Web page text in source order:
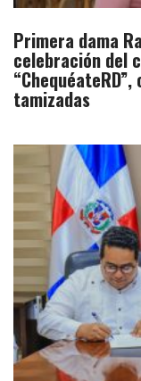
Primera dama
celebración del
tamizadas